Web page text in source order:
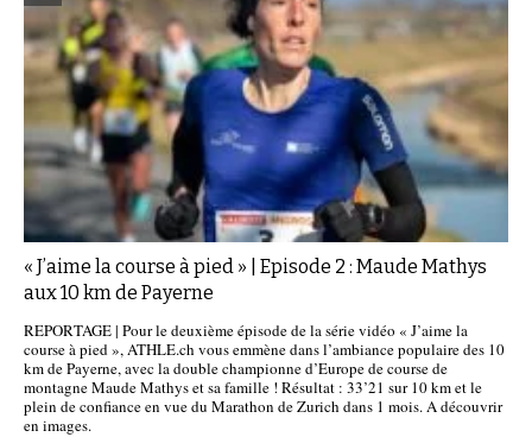
« J’aime la course à pied » | Episode 2 : Maude Mathys
aux 10 km de Payerne
REPORTAGE | Pour le deuxième épisode de la série vidéo « J’aime la
course à pied », ATHLE.ch vous emmène dans l’ambiance populaire des 10
km de Payerne, avec la double championne d’Europe de course de
montagne Maude Mathys et sa famille ! Résultat : 33’21 sur 10 km et le
plein de confiance en vue du Marathon de Zurich dans 1 mois. A découvrir
en images.